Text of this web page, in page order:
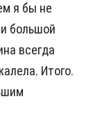
я бы не
большой
всегда
Итого.